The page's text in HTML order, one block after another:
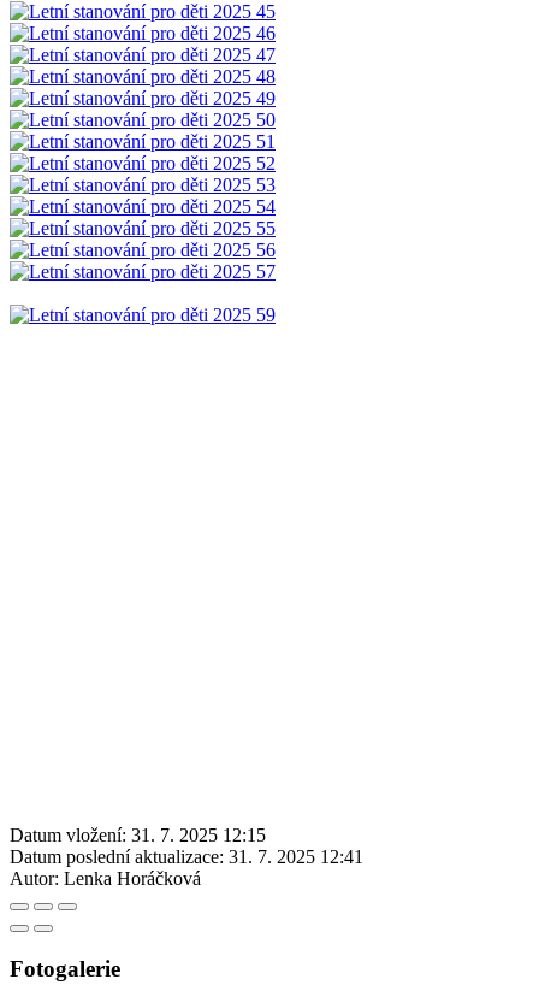
Datum vložení: 31. 7. 2025 12:15
Datum poslední aktualizace: 31. 7. 2025 12:41
Autor: Lenka Horáčková
Fotogalerie